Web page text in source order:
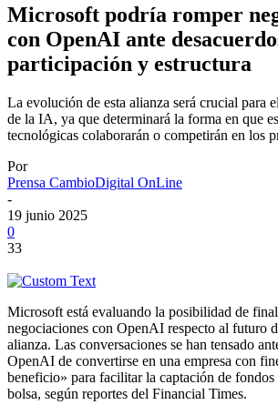
Microsoft podría romper
con OpenAI ante
participación y estructura
La evolución de esta alianza será crucial para
de la IA, ya que determinará la forma en que
tecnológicas colaborarán o competirán en los
Por
Prensa CambioDigital OnLine
-
19 junio 2025
0
33
Microsoft está evaluando la posibilidad de
negociaciones con OpenAI respecto al futuro
alianza. Las conversaciones se han tensado
OpenAI de convertirse en una empresa con
beneficio» para facilitar la captación de fondos
bolsa, según reportes del Financial Times.